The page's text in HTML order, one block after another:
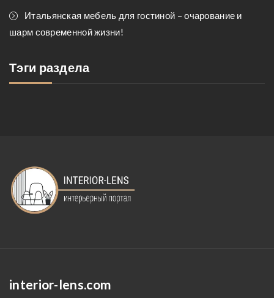
Итальянская мебель для гостиной – очарование и
шарм современной жизни!
Тэги раздела
interior-lens.com